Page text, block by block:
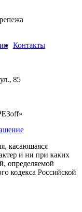
Контакты
85
касающаяся
и ни при каких
определяемой
кодекса Российской